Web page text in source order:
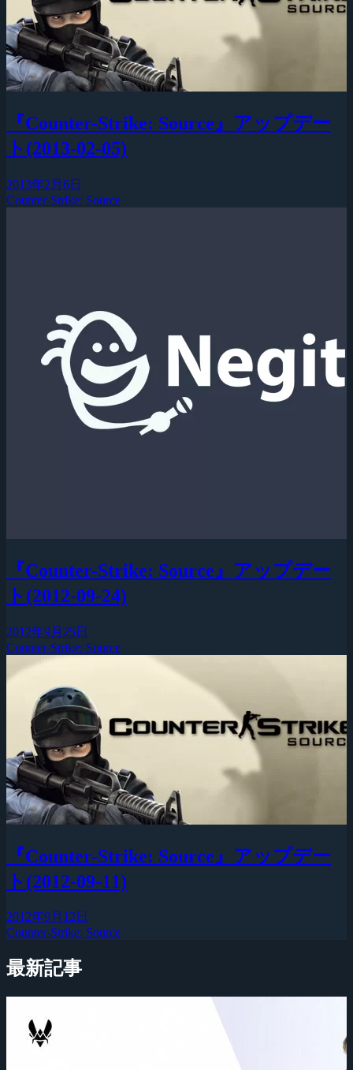
『Counter-Strike: Source』アップデー
ト(2013-02-05)
2013年2月6日
Counter-Strike: Source
『Counter-Strike: Source』アップデー
ト(2012-09-24)
2012年9月25日
Counter-Strike: Source
『Counter-Strike: Source』アップデー
ト(2012-09-11)
2012年9月12日
Counter-Strike: Source
最新記事